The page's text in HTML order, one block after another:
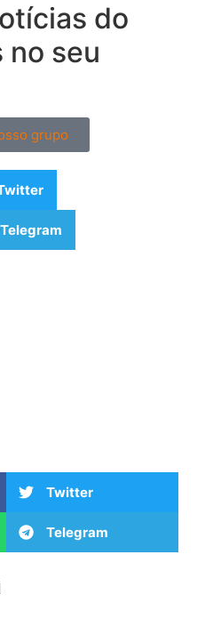
do
no seu
grupo
Telegram
Twitter
Telegram